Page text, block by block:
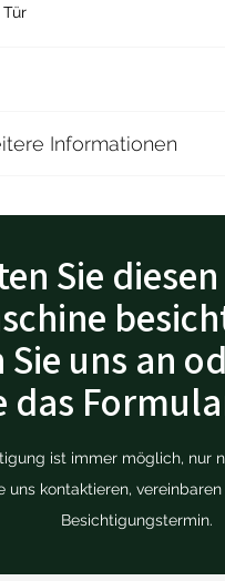
Tür
Informationen
Sie
Sie uns an
das
ist immer möglich, nur
uns kontaktieren,
Besichtigungstermin.